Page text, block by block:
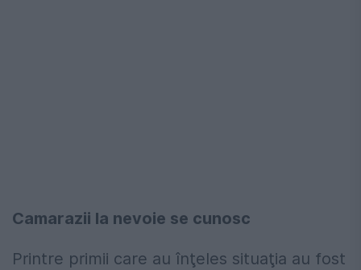
Camarazii la nevoie se cunosc
Printre primii care au înţeles situaţia au fost